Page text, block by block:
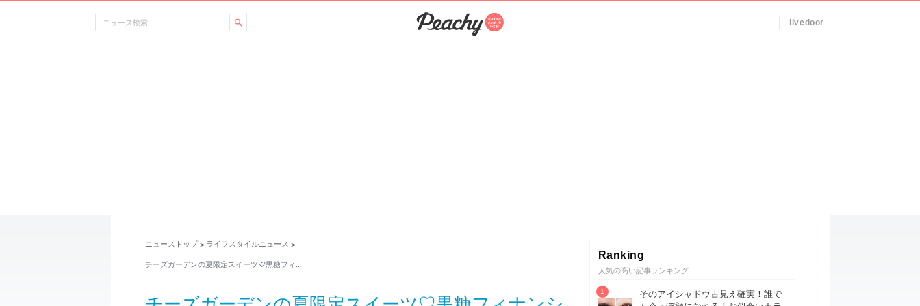
livedoor
ニューストップ > ライフスタイルニュース >
チーズガーデンの夏限定スイーツ♡黒糖フィ…
Ranking
人気の高い記事ランキング
そのアイシャドウ古見え確実！誰で